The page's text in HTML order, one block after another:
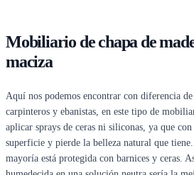
Mobiliario de chapa de
maciza
Aquí nos podemos encontrar con diferencia
carpinteros y ebanistas, en este tipo de
aplicar sprays de ceras ni siliconas, ya que con
superficie y pierde la belleza natural que
mayoría está protegida con barnices y ceras.